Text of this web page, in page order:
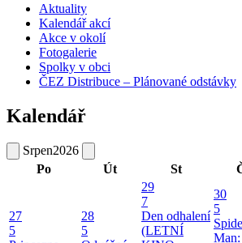
Aktuality
Kalendář akcí
Akce v okolí
Fotogalerie
Spolky v obci
ČEZ Distribuce – Plánované odstávky
Kalendář
Srpen2026
Po
Út St
27
5
28
5
29
7
Den odhalení
(LETNÍ
30
5
Man: